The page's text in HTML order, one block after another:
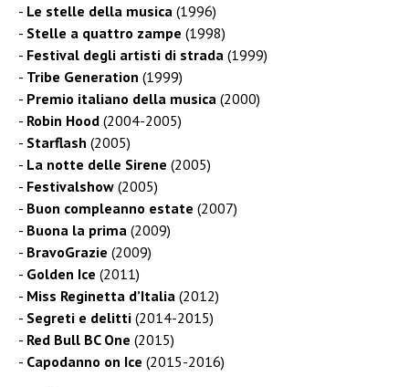
Le stelle della musica (1996)
Stelle a quattro zampe (1998)
Festival degli artisti di strada (1999)
Tribe Generation (1999)
Premio italiano della musica (2000)
Robin Hood (2004-2005)
Starflash (2005)
La notte delle Sirene (2005)
Festivalshow (2005)
Buon compleanno estate (2007)
Buona la prima (2009)
BravoGrazie (2009)
Golden Ice (2011)
Miss Reginetta d’Italia (2012)
Segreti e delitti (2014-2015)
Red Bull BC One (2015)
Capodanno on Ice (2015-2016)